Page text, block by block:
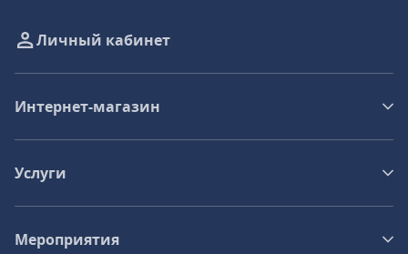
Личный кабинет
Интернет-магазин
Услуги
Мероприятия